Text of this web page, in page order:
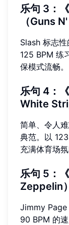
乐句 3：
（Guns
Slash 标志
125 BPM 练
保模式流畅。
乐句 4：
White
简单、令人
典范。以
充满体育场氛
乐句 5：
Zeppelin
Jimmy Page
90 BPM 的